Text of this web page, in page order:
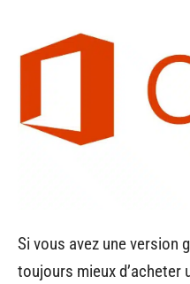
Si vous avez une version
toujours mieux d’acheter